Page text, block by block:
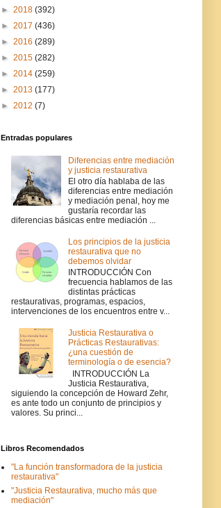
► 2018 (392)
► 2017 (436)
► 2016 (289)
► 2015 (282)
► 2014 (259)
► 2013 (177)
► 2012 (7)
Entradas populares
Diferencias entre mediación
y justicia restaurativa
El otro día hablaba de las
diferencias entre mediación
y mediación penal, hoy me
gustaría recordar las
diferencias básicas entre mediación ...
Los principios de la justicia
restaurativa que no
debemos olvidar
INTRODUCCIÓN Con
frecuencia hablamos de las
distintas prácticas
restaurativas, programas, espacios,
intervenciones de los encuentros entre v...
Justicia Restaurativa o
Prácticas Restaurativas:
¿una cuestión de
terminología o de esencia?
INTRODUCCIÓN La
Justicia Restaurativa,
siguiendo la concepción de Howard Zehr,
es ante todo un conjunto de principios y
valores. Su princi...
Libros Recomendados
"La función transformadora de la justicia
restaurativa"
"Justicia Restaurativa, mucho más que
mediación"